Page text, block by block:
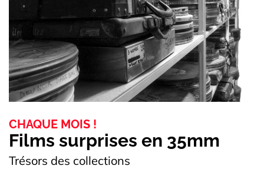
CHAQUE MOIS !
Films surprises en 35mm
Trésors des collections